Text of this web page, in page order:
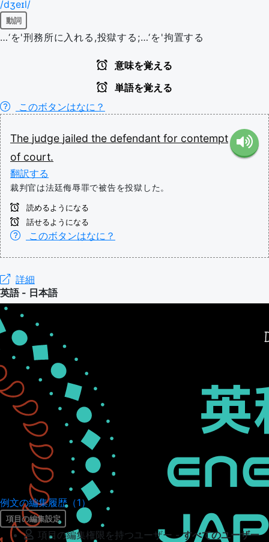
/dʒeɪl/
動詞
…‘を'刑務所に入れる,投獄する;…‘を'拘置する
意味を覚える
単語を覚える
このボタンはなに？
The judge jailed the defendant for contempt
of court.
翻訳する
裁判官は法廷侮辱罪で被告を投獄した。
読めるようになる
話せるようになる
このボタンはなに？
詳細
英語 - 日本語
例文の編集履歴（1）
項目の編集設定
項目の編集権限を持つユーザー -すべてのユーザー